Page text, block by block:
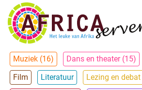
Muziek (16) Dans en theater (15)
Film
Literatuur
Lezing en